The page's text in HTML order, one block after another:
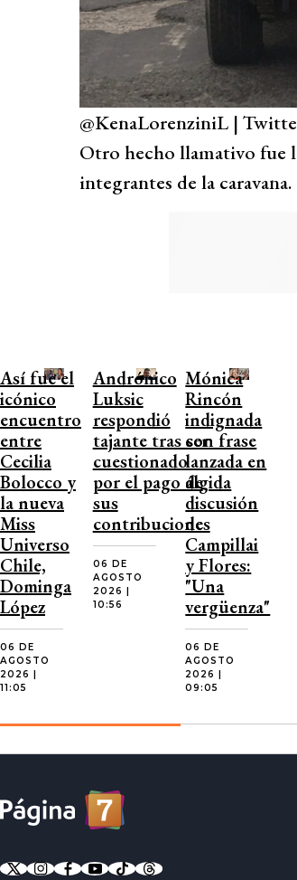
@KenaLorenziniL |
Otro hecho llamativo fue
integrantes de la caravana.
Así fue el
icónico
encuentro
entre
Cecilia
Bolocco y
la nueva
Miss
Universo
Chile,
Dominga
López
06 DE
AGOSTO
2026 |
11:05
Andrónico
Luksic
respondió
tajante tras ser
cuestionado
por el pago de
sus
contribuciones
06 DE
AGOSTO
2026 |
10:56
Mónica
Rincón
indignada
con frase
lanzada en
álgida
discusión
de
Campillai
y Flores:
"Una
vergüenza"
06 DE
AGOSTO
2026 |
09:05